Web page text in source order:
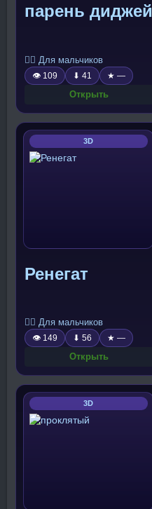
парень диджей
🧍‍♂️ Для мальчиков
👁 109 ⬇ 41 ★ —
Открыть
3D
Ренегат
🧍‍♂️ Для мальчиков
👁 149 ⬇ 56 ★ —
Открыть
3D